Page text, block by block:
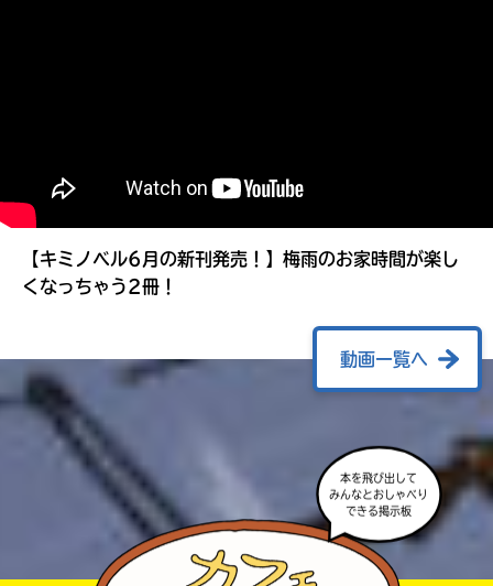
【キミノベル6月の新刊発売！】梅雨のお家時間が楽し
くなっちゃう2冊！
動画一覧へ
本を飛び出して
みんなとおしゃべり
できる掲示板